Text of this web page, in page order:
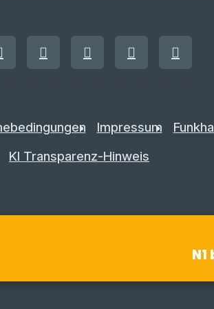
Impressum
KI Transparenz-Hinweis